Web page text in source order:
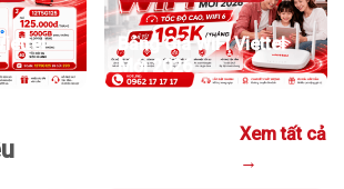
Bảng Giá WiFi Viettel
Mới 2026
Xem tất cả
→